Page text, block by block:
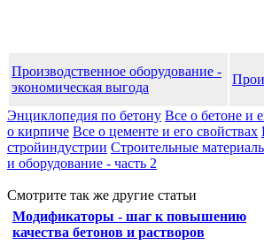
Производственное оборудование -
экономическая выгода
Энциклопедия по бетону Все о бетоне и
о кирпиче Все о цементе и его свойствах
стройиндустрии Строительные
и оборудование - часть 2
Смотрите так же другие статьи
Модификаторы - шаг к повышению
качества бетонов и растворов